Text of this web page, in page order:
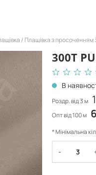
Плащівка з просоченням
300Т
В
Роздр. від 3 м
Опт від 100 м
* Мінімальна
-